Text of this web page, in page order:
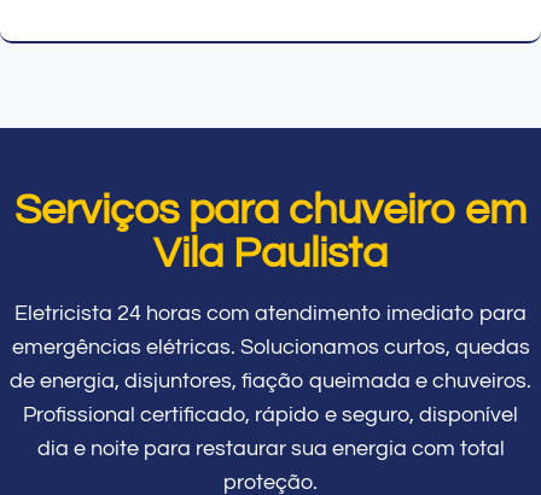
Serviços para chuveiro em
Vila Paulista
Eletricista 24 horas com atendimento imediato para
emergências elétricas. Solucionamos curtos, quedas
de energia, disjuntores, fiação queimada e chuveiros.
Profissional certificado, rápido e seguro, disponível
dia e noite para restaurar sua energia com total
proteção.